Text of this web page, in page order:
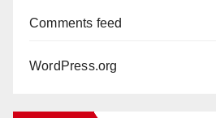
Comments feed
WordPress.org